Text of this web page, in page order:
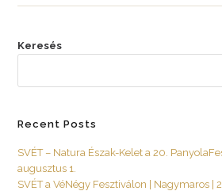
Keresés
Recent Posts
SVÉT – Natura Észak-Kelet a 20.
augusztus 1.
SVÉT a VéNégy Fesztiválon | Nagymaros |